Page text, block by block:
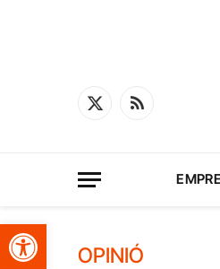
Obre la barra d'eines
X
RSS
OPINIÓ